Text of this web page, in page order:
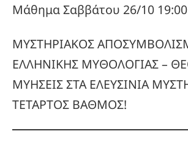
Μάθημα Σαββάτου 26/10 19:00
ΜΥΣΤΗΡΙΑΚΟΣ
ΕΛΛΗΝΙΚΗΣ ΜΥΘΟΛΟΓΙΑΣ –
ΜΥΗΣΕΙΣ ΣΤΑ ΕΛΕΥΣΙΝΙΑ
ΤΕΤΑΡΤΟΣ ΒΑΘΜΟΣ!